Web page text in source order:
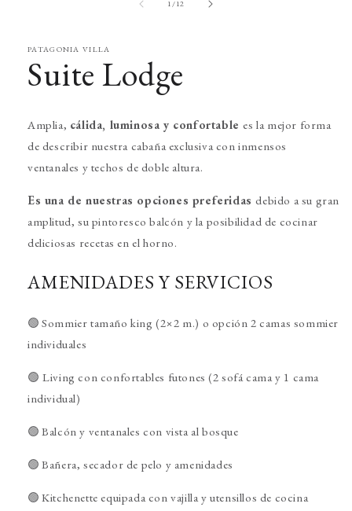
1/de
12
PATAGONIA VILLA
Suite Lodge
Amplia, cálida, luminosa y confortable es la mejor forma
de describir nuestra cabaña exclusiva con inmensos
ventanales y techos de doble altura.
Es una de nuestras opciones preferidas debido a su gran
amplitud, su pintoresco balcón y la posibilidad de cocinar
deliciosas recetas en el horno.
AMENIDADES Y SERVICIOS
🟢 Sommier tamaño king (2×2 m.) o opción 2 camas sommier
individuales
🟢Living con confortables futones (2 sofá cama y 1 cama
individual)
🟢 Balcón y ventanales con vista al bosque
🟢 Bañera, secador de pelo y amenidades
🟢 Kitchenette equipada con vajilla y utensillos de cocina